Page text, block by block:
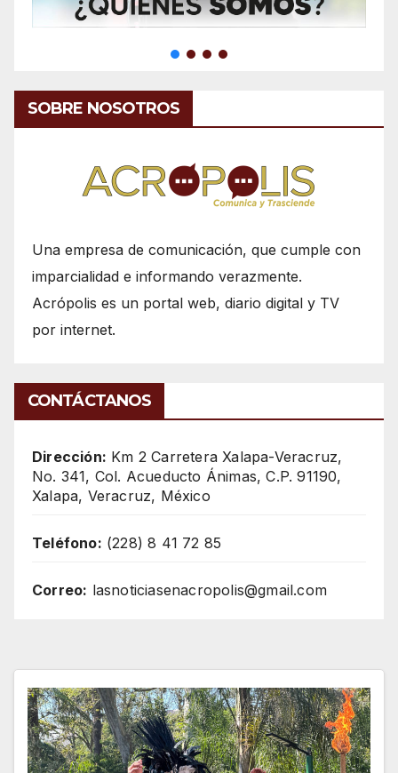
SOBRE NOSOTROS
Una empresa de comunicación, que cumple con
imparcialidad e informando verazmente.
Acrópolis es un portal web, diario digital y TV
por internet.
CONTÁCTANOS
Dirección: Km 2 Carretera Xalapa-Veracruz,
No. 341, Col. Acueducto Ánimas, C.P. 91190,
Xalapa, Veracruz, México
Teléfono: (228) 8 41 72 85
Correo: lasnoticiasenacropolis@gmail.com